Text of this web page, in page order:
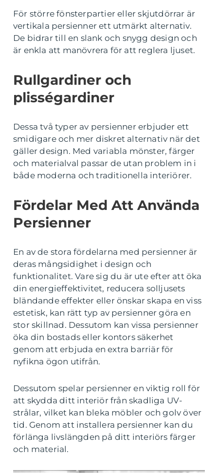
För större fönsterpartier eller skjutdörrar är
vertikala persienner ett utmärkt alternativ.
De bidrar till en slank och snygg design och
är enkla att manövrera för att reglera ljuset.
Rullgardiner och
plisségardiner
Dessa två typer av persienner erbjuder ett
smidigare och mer diskret alternativ när det
gäller design. Med variabla mönster, färger
och materialval passar de utan problem in i
både moderna och traditionella interiörer.
Fördelar Med Att Använda
Persienner
En av de stora fördelarna med persienner är
deras mångsidighet i design och
funktionalitet. Vare sig du är ute efter att öka
din energieffektivitet, reducera solljusets
bländande effekter eller önskar skapa en viss
estetisk, kan rätt typ av persienner göra en
stor skillnad. Dessutom kan vissa persienner
öka din bostads eller kontors säkerhet
genom att erbjuda en extra barriär för
nyfikna ögon utifrån.
Dessutom spelar persienner en viktig roll för
att skydda ditt interiör från skadliga UV-
strålar, vilket kan bleka möbler och golv över
tid. Genom att installera persienner kan du
förlänga livslängden på ditt interiörs färger
och material.